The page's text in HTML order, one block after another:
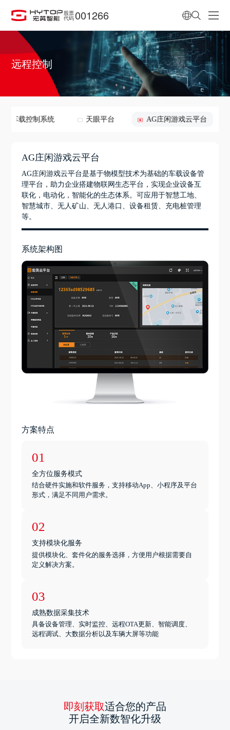
股票
代码 001266
远程控制
程车载控制系统 天眼平台 AG庄闲游戏云平台
AG庄闲游戏云平台
AG庄闲游戏云平台是基于物模型技术为基础的车载设备管
理平台，助力企业搭建物联网生态平台，实现企业设备互
联化，电动化，智能化的生态体系。可应用于智慧工地、
智慧城市、无人矿山、无人港口、设备租赁、充电桩管理
等。
系统架构图
方案特点
01
全方位服务模式
结合硬件实施和软件服务，支持移动App、小程序及平台
形式，满足不同用户需求。
02
支持模块化服务
提供模块化、套件化的服务选择，方便用户根据需要自
定义解决方案。
03
成熟数据采集技术
具备设备管理、实时监控、远程OTA更新、智能调度、
远程调试、大数据分析以及车辆大屏等功能
即刻获取适合您的产品
开启全新数智化升级